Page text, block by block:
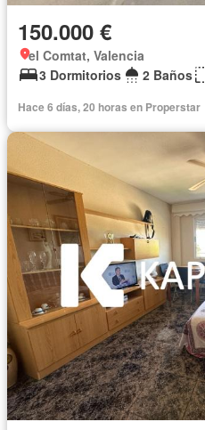
150.000 €
el Comtat, Valencia
3 Dormitorios
2 Baños
Hace 6 días, 20 horas en Properstar